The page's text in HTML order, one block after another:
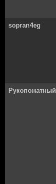
sopran4eg
Рукопожатный